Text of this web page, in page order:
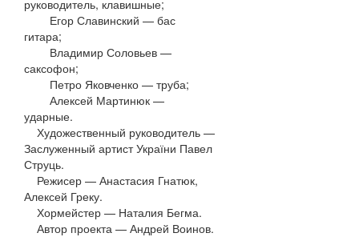
руководитель, клавишные;
Егор Славинский — бас
гитара;
Владимир Соловьев —
саксофон;
Петро Яковченко — труба;
Алексей Мартинюк —
ударные.
Художественный руководитель —
Заслуженный артист України Павел
Струць.
Режисер — Анастасия Гнатюк,
Алексей Греку.
Хормейстер — Наталия Бегма.
Автор проекта — Андрей Воинов.